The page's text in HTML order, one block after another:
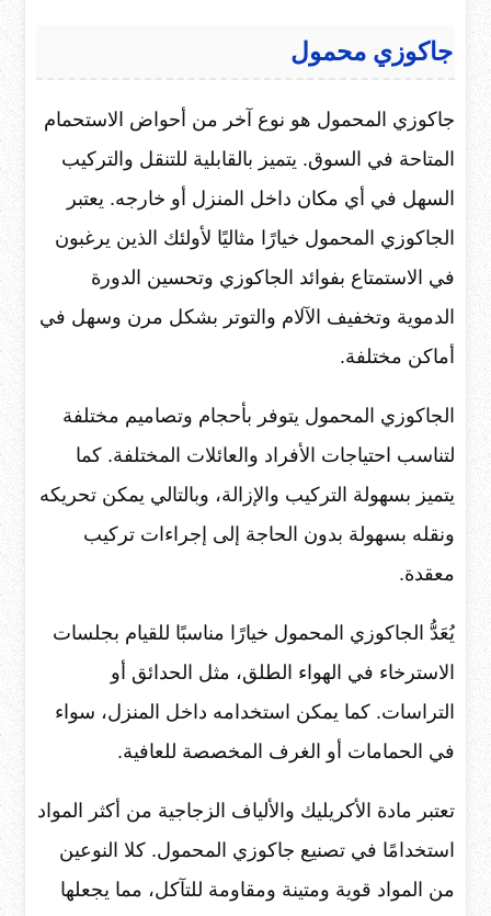
جاكوزي محمول
جاكوزي المحمول هو نوع آخر من أحواض الاستحمام
المتاحة في السوق. يتميز بالقابلية للتنقل والتركيب
السهل في أي مكان داخل المنزل أو خارجه. يعتبر
الجاكوزي المحمول خيارًا مثاليًا لأولئك الذين يرغبون
في الاستمتاع بفوائد الجاكوزي وتحسين الدورة
الدموية وتخفيف الآلام والتوتر بشكل مرن وسهل في
أماكن مختلفة.
الجاكوزي المحمول يتوفر بأحجام وتصاميم مختلفة
لتناسب احتياجات الأفراد والعائلات المختلفة. كما
يتميز بسهولة التركيب والإزالة، وبالتالي يمكن تحريكه
ونقله بسهولة بدون الحاجة إلى إجراءات تركيب
معقدة.
يُعَدُّ الجاكوزي المحمول خيارًا مناسبًا للقيام بجلسات
الاسترخاء في الهواء الطلق، مثل الحدائق أو
التراسات. كما يمكن استخدامه داخل المنزل، سواء
في الحمامات أو الغرف المخصصة للعافية.
تعتبر مادة الأكريليك والألياف الزجاجية من أكثر المواد
استخدامًا في تصنيع جاكوزي المحمول. كلا النوعين
من المواد قوية ومتينة ومقاومة للتآكل، مما يجعلها